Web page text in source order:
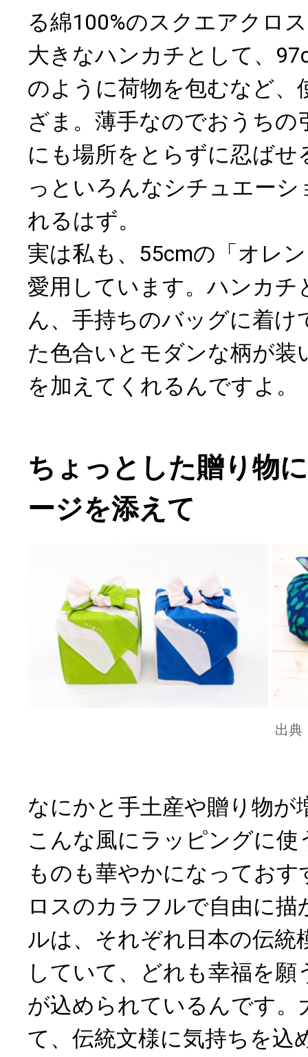
る綿100%のスクエアクロ
大きなハンカチとして、
のように荷物を包むなど、
ざま。薄手なのでおうちの
にも場所をとらずに忍ばせ
っといろんなシチュエー
れるはず。
実は私も、55cmの「オレ
愛用しています。ハンカチ
ん、手持ちのバッグに着け
た色合いとモダンな柄が装
を加えてくれるんですよ。
ちょっとした贈り物
ージを添えて
出典
なにかと手土産や贈り物が
こんな風にラッピングに
ものも華やかになってお
ロスのカラフルで自由に
ルは、それぞれ日本の伝統
していて、どれも幸福を願
が込められているんです。
て、伝統文様に気持ちを込